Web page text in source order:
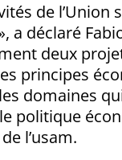
de l’Union
déclaré
deux
principes
domaines
politique
l’usam.